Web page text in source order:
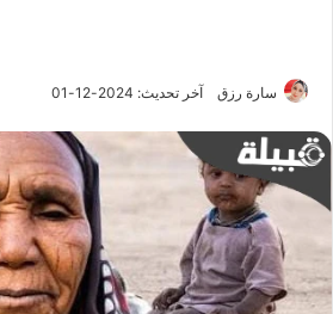
سارة رزق آخر تحديث: 2024-12-01